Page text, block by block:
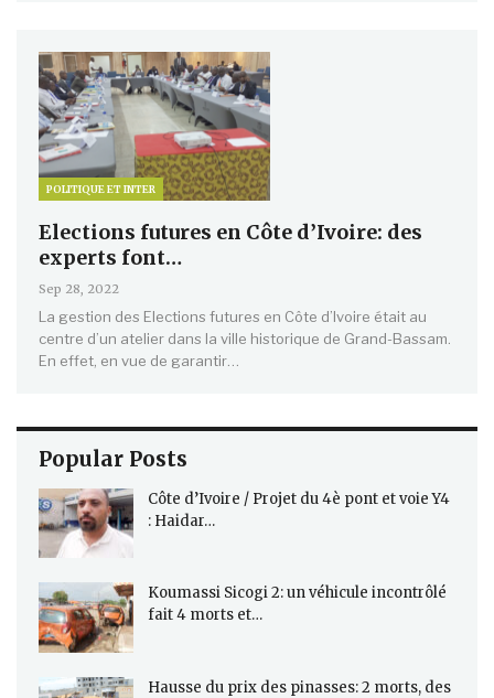
POLITIQUE ET INTER
Elections futures en Côte d’Ivoire: des
experts font…
Sep 28, 2022
La gestion des Elections futures en Côte d’Ivoire était au
centre d’un atelier dans la ville historique de Grand-Bassam.
En effet, en vue de garantir…
Popular Posts
Côte d’Ivoire / Projet du 4è pont et voie Y4
: Haidar…
Koumassi Sicogi 2: un véhicule incontrôlé
fait 4 morts et…
Hausse du prix des pinasses: 2 morts, des